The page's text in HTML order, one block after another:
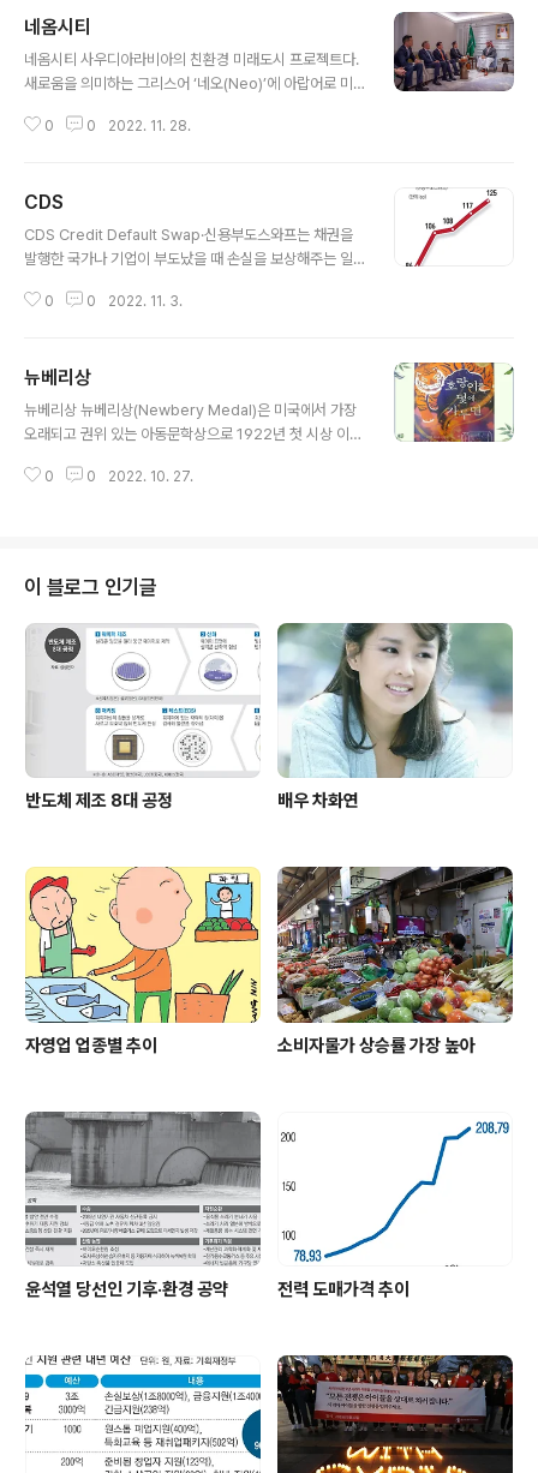
72명 , 국가상대 손배소
네옴시티
네옴시티 사우디아라비아의 친환경 미래도시 프로젝트다.
새로움을 의미하는 그리스어 ‘네오(Neo)’에 아랍어로 미
어다. 사우디 북서쪽에 계획형 신도시를 짓는 것이 골자다.
기사 건설비 668조원·서울 면적 44배 규모…사막 위 미래
도시 사우디 '네움시티'는
0 0 2022. 11. 28.
CDS
CDS Credit Default Swap·신용부도스와프는 채권을
발행한 국가나 기업이 부도났을 때 손실을 보상해주는 일
험이 커지면 대체로 프리미엄도 올라간다. 이날 5년물 CD
국가 신용등급을 보면 한국은 ‘AA’로 일본 ‘A+’보다 두 단
계 높다. 피치가 부여한 등급도 ‘AA-’로 일본(A)보다 두 단
계 높은 수준이다. ▶관련기사 무역 적자·자금 경색 ‘경제
0 0 2022. 11. 3.
뉴베리상
뉴베리상 뉴베리상(Newbery Medal)은 미국에서 가장
오래되고 권위 있는 아동문학상으로 1922년 첫 시상 이후
학 분야를 독립시켰다고 평가받는 18세기 영국의 출판인
0 0 2022. 10. 27.
이 블로그 인기글
반도체 제조 8대 공정 배우 차화연
자영업 업종별 추이 소비자물가 상승률 가장 높아
윤석열 당선인 기후·환경 공약 전력 도매가격 추이